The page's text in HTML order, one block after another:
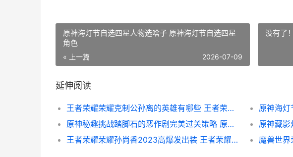
原神海灯节自选四星人物选啥子 原神海灯节自选四星
角色
« 上一篇 2026-07-09
没有了！
延伸阅读
王者荣耀荣耀克制公孙离的英雄有哪些 王者荣耀克制是什么意思
原神秘趣挑战踏脚石的恶作剧完美过关策略 原神解锁踏
原神藏
王者荣耀荣耀孙尚香2023高爆发出装 王者荣耀荣耀孙策称号